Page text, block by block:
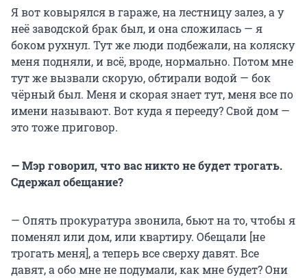
Я вот ковырялся в гараже, на лестницу залез, а у
неё заводской брак был, и она сложилась — я
боком рухнул. Тут же люди подбежали, на коляску
меня подняли, и всё, вроде, нормально. Потом мне
тут же вызвали скорую, обтирали водой — бок
чёрный был. Меня и скорая знает тут, меня все по
имени называют. Вот куда я перееду? Свой дом —
это тоже приговор.
— Мэр говорил, что вас никто не будет трогать.
Сдержал обещание?
— Опять прокуратура звонила, бьют на то, чтобы я
поменял или дом, или квартиру. Обещали [не
трогать меня], а теперь все сверху давят. Все
давят, а обо мне не подумали, как мне будет? Они